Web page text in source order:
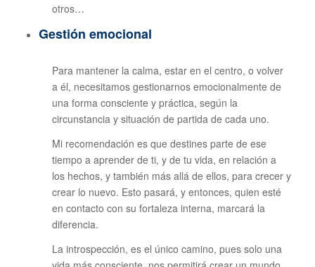
otros…
Gestión emocional
Para mantener la calma, estar en el centro, o volver
a él, necesitamos gestionarnos emocionalmente de
una forma consciente y práctica, según la
circunstancia y situación de partida de cada uno.
Mi recomendación es que destines parte de ese
tiempo a aprender de ti, y de tu vida, en relación a
los hechos, y también más allá de ellos, para crecer y
crear lo nuevo. Esto pasará, y entonces, quien esté
en contacto con su fortaleza interna, marcará la
diferencia.
La introspección, es el único camino, pues solo una